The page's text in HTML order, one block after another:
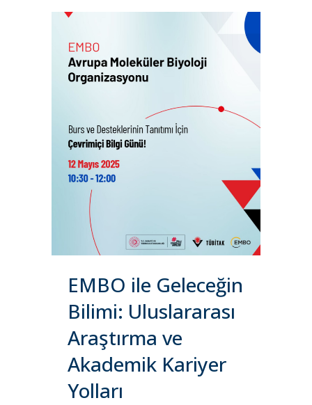
EMBO ile Geleceğin
Bilimi: Uluslararası
Araştırma ve
Akademik Kariyer
Yolları